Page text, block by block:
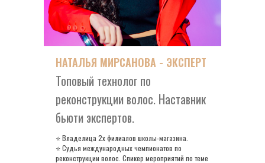
НАТАЛЬЯ МИРСАНОВА - ЭКСПЕРТ
Топовый технолог по
реконструкции волос. Наставник
бьюти экспертов.
⭐ Владелица 2х филиалов школы-магазина.
⭐ Судья международных чемпионатов по
реконструкции волос. Спикер мероприятий по теме